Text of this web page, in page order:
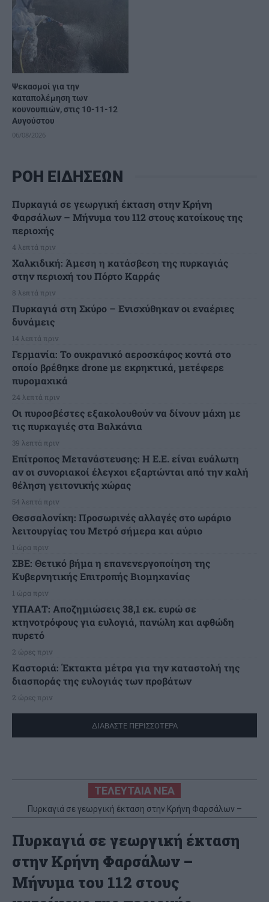
Ψεκασμοί για την
καταπολέμηση των
κουνουπιών, στις 10-11-12
Αυγούστου
06/08/2026
ΡΟΗ ΕΙΔΗΣΕΩΝ
Πυρκαγιά σε γεωργική έκταση στην Κρήνη
Φαρσάλων – Μήνυμα του 112 στους κατοίκους της
περιοχής
4 λεπτά πριν
Χαλκιδική: Άμεση η κατάσβεση της πυρκαγιάς
στην περιοχή του Πόρτο Καρράς
8 λεπτά πριν
Πυρκαγιά στη Σκύρο – Ενισχύθηκαν οι εναέριες
δυνάμεις
14 λεπτά πριν
Γερμανία: Το ουκρανικό αεροσκάφος κοντά στο
οποίο βρέθηκε drone με εκρηκτικά, μετέφερε
πυρομαχικά
24 λεπτά πριν
Οι πυροσβέστες εξακολουθούν να δίνουν μάχη με
τις πυρκαγιές στα Βαλκάνια
39 λεπτά πριν
Επίτροπος Μετανάστευσης: Η Ε.Ε. είναι ευάλωτη
αν οι συνοριακοί έλεγχοι εξαρτώνται από την καλή
θέληση γειτονικής χώρας
54 λεπτά πριν
Θεσσαλονίκη: Προσωρινές αλλαγές στο ωράριο
λειτουργίας του Μετρό σήμερα και αύριο
1 ώρα πριν
ΣΒΕ: Θετικό βήμα η επανενεργοποίηση της
Κυβερνητικής Επιτροπής Βιομηχανίας
1 ώρα πριν
ΥΠΑΑΤ: Αποζημιώσεις 38,1 εκ. ευρώ σε
κτηνοτρόφους για ευλογιά, πανώλη και αφθώδη
πυρετό
2 ώρες πριν
Καστοριά: Έκτακτα μέτρα για την καταστολή της
διασποράς της ευλογιάς των προβάτων
2 ώρες πριν
ΔΙΑΒΑΣΤΕ ΠΕΡΙΣΣΟΤΕΡΑ